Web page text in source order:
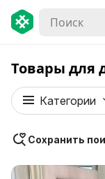
Товары для
Категории
Сохранить